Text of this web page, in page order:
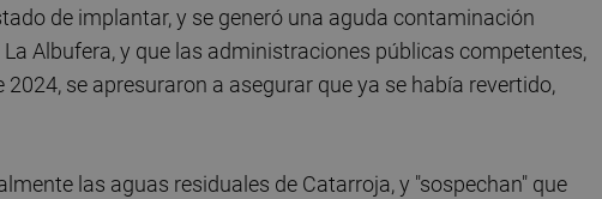
de implantar, y se generó una aguda contaminación
Albufera, y que las administraciones públicas competentes,
se apresuraron a asegurar que ya se había revertido,
las aguas residuales de Catarroja, y "sospechan" que